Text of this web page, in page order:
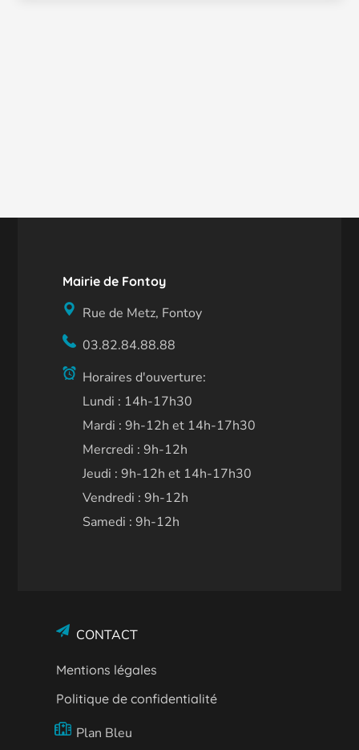
Mairie de Fontoy
Rue de Metz, Fontoy
03.82.84.88.88
Horaires d'ouverture:
Lundi : 14h-17h30
Mardi : 9h-12h et 14h-17h30
Mercredi : 9h-12h
Jeudi : 9h-12h et 14h-17h30
Vendredi : 9h-12h
Samedi : 9h-12h
CONTACT
Mentions légales
Politique de confidentialité
Plan Bleu